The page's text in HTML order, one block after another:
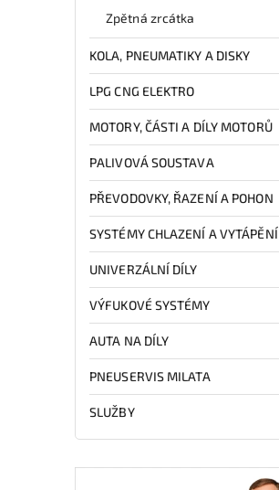
Zpětná zrcátka
KOLA, PNEUMATIKY A DISKY
LPG CNG ELEKTRO
MOTORY, ČÁSTI A DÍLY MOTORŮ
PALIVOVÁ SOUSTAVA
PŘEVODOVKY, ŘAZENÍ A POHON
SYSTÉMY CHLAZENÍ A VYTÁPĚNÍ
UNIVERZÁLNÍ DÍLY
VÝFUKOVÉ SYSTÉMY
AUTA NA DÍLY
PNEUSERVIS MILATA
SLUŽBY